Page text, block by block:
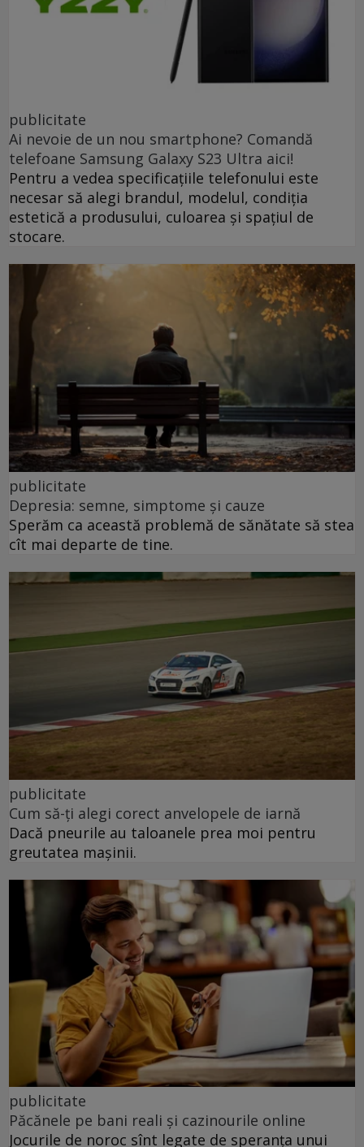
publicitate
Ai nevoie de un nou smartphone? Comandă
telefoane Samsung Galaxy S23 Ultra aici!
Pentru a vedea specificațiile telefonului este
necesar să alegi brandul, modelul, condiția
estetică a produsului, culoarea și spațiul de
stocare.
publicitate
Depresia: semne, simptome și cauze
Sperăm ca această problemă de sănătate să stea
cît mai departe de tine.
publicitate
Cum să-ți alegi corect anvelopele de iarnă
Dacă pneurile au taloanele prea moi pentru
greutatea mașinii.
publicitate
Păcănele pe bani reali și cazinourile online
Jocurile de noroc sînt legate de speranța unui